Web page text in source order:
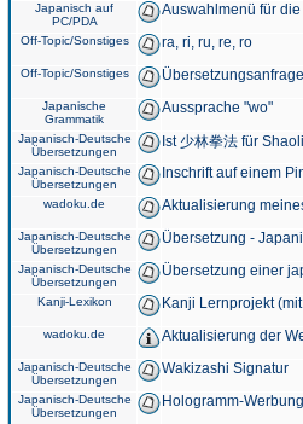
Japanisch auf
PC/PDA
Auswahlmenü für
Off-Topic/Sonstiges ra, ri, ru, re, ro
Off-Topic/Sonstiges
Japanische
Grammatik
Aussprache "wo"
Japanisch-Deutsche
Übersetzungen
Ist 少林拳法 für
Japanisch-Deutsche
Übersetzungen
Inschrift auf einem
wadoku.de Aktualisierung
Japanisch-Deutsche
Übersetzungen
Übersetzung -
Japanisch-Deutsche
Übersetzungen
Übersetzung einer
Kanji-Lexikon Kanji Lernprojekt
wadoku.de Aktualisierung der
Japanisch-Deutsche
Übersetzungen
Wakizashi Signatur
Japanisch-Deutsche
Übersetzungen
Hologramm-